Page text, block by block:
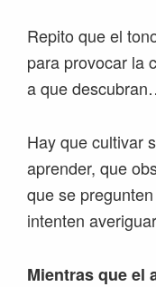
Repito que el
para provocar la
a que
Hay que cultivar
aprender, que
que se
intenten
Mientras que el